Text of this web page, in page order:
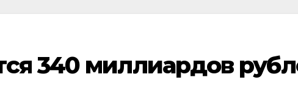
340 миллиардов